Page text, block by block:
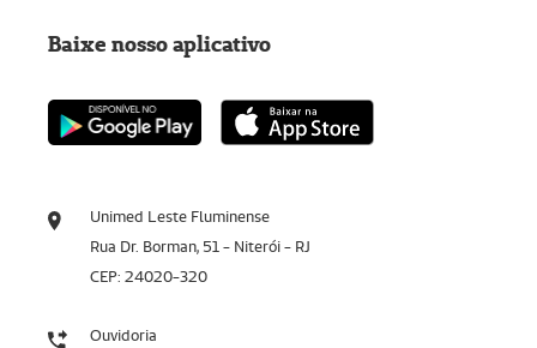
Unimed Leste Fluminense
Rua Dr. Borman, 51 - Niterói - RJ
CEP: 24020-320
Ouvidoria
Baixe nosso aplicativo